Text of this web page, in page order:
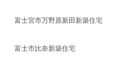
富士宮市万野原新田新築住宅
富士市比奈新築住宅